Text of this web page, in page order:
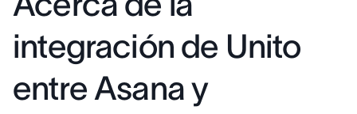
integración de Unito
entre Asana y